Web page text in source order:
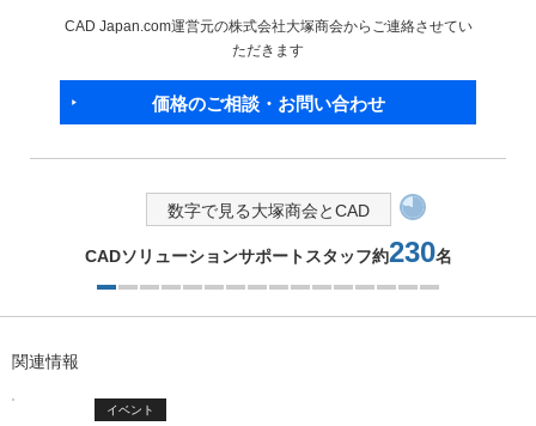
CAD Japan.com運営元の株式会社大塚商会からご連絡させてい
ただきます
価格のご相談・お問い合わせ
数字で見る大塚商会とCAD
CADソリューションサポートスタッフ約230名
関連情報
イベント